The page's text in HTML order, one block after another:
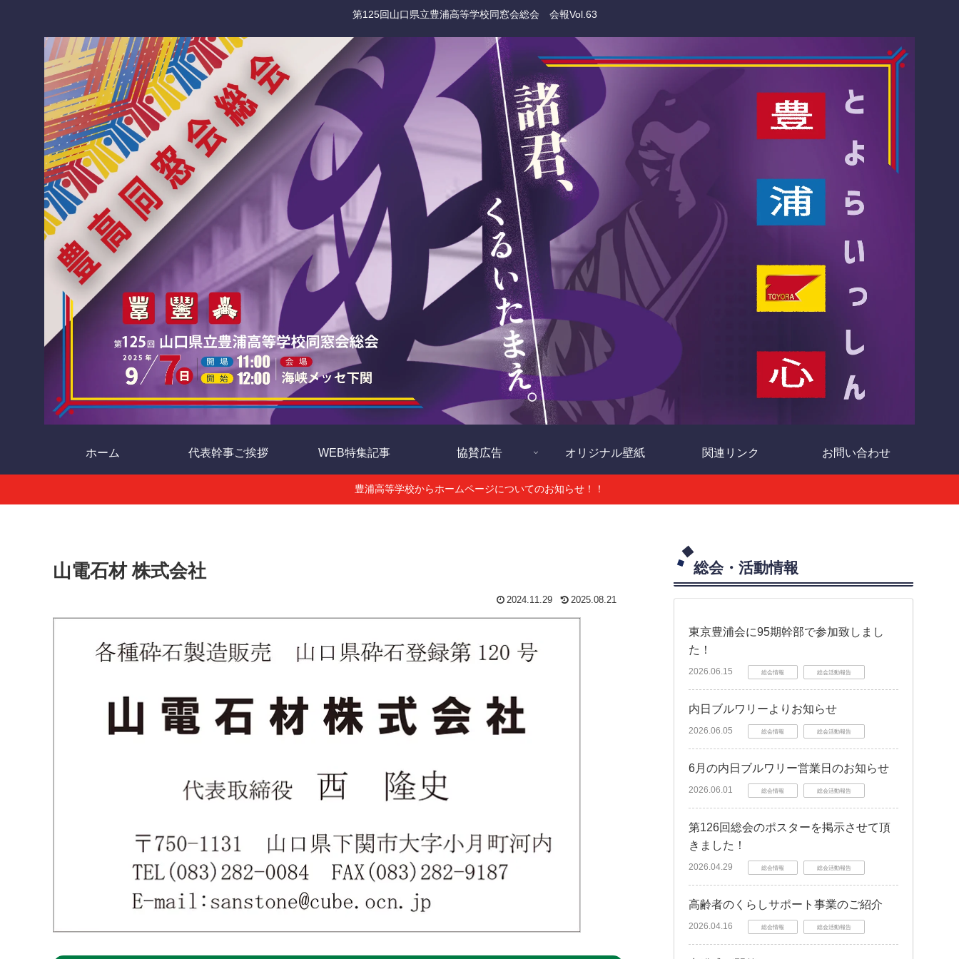
第125回山口県立豊浦高等学校同窓会総会 会報Vol.63
ホーム 代表幹事ご挨拶 WEB特集記事 協賛広告 オリジナル壁紙 関連リンク お問い合わせ
豊浦高等学校からホームページについてのお知らせ！！
山電石材 株式会社
2024.11.29 2025.08.21
総会・活動情報
東京豊浦会に95期幹部で参加致しまし
た！
2026.06.15 総会情報 総会活動報告
内日ブルワリーよりお知らせ
2026.06.05 総会情報 総会活動報告
6月の内日ブルワリー営業日のお知らせ
2026.06.01 総会情報 総会活動報告
第126回総会のポスターを掲示させて頂
きました！
2026.04.29 総会情報 総会活動報告
高齢者のくらしサポート事業のご紹介
2026.04.16 総会情報 総会活動報告